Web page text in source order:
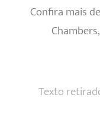
Confira mais
Texto